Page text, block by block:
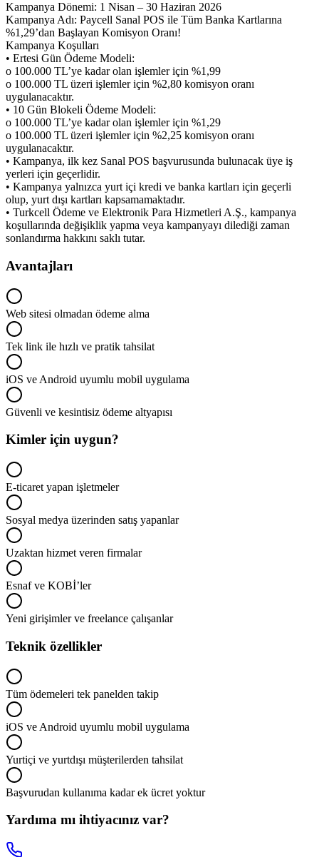
Kampanya Dönemi: 1 Nisan – 30 Haziran 2026
Kampanya Adı: Paycell Sanal POS ile Tüm Banka Kartlarına
%1,29’dan Başlayan Komisyon Oranı!
Kampanya Koşulları
• Ertesi Gün Ödeme Modeli:
o 100.000 TL’ye kadar olan işlemler için %1,99
o 100.000 TL üzeri işlemler için %2,80 komisyon oranı
uygulanacaktır.
• 10 Gün Blokeli Ödeme Modeli:
o 100.000 TL’ye kadar olan işlemler için %1,29
o 100.000 TL üzeri işlemler için %2,25 komisyon oranı
uygulanacaktır.
• Kampanya, ilk kez Sanal POS başvurusunda bulunacak üye iş
yerleri için geçerlidir.
• Kampanya yalnızca yurt içi kredi ve banka kartları için geçerli
olup, yurt dışı kartları kapsamamaktadır.
• Turkcell Ödeme ve Elektronik Para Hizmetleri A.Ş., kampanya
koşullarında değişiklik yapma veya kampanyayı dilediği zaman
sonlandırma hakkını saklı tutar.
Avantajları
Web sitesi olmadan ödeme alma
Tek link ile hızlı ve pratik tahsilat
iOS ve Android uyumlu mobil uygulama
Güvenli ve kesintisiz ödeme altyapısı
Kimler için uygun?
E-ticaret yapan işletmeler
Sosyal medya üzerinden satış yapanlar
Uzaktan hizmet veren firmalar
Esnaf ve KOBİ’ler
Yeni girişimler ve freelance çalışanlar
Teknik özellikler
Tüm ödemeleri tek panelden takip
iOS ve Android uyumlu mobil uygulama
Yurtiçi ve yurtdışı müşterilerden tahsilat
Başvurudan kullanıma kadar ek ücret yoktur
Yardıma mı ihtiyacınız var?